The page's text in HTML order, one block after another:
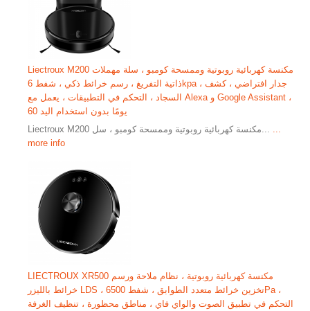
Liectroux M200 مكنسة كهربائية روبوتية وممسحة كومبو ، سلة مهملات
ذاتية التفريغ ، رسم خرائط ذكي ، شفط 6kpa ، جدار افتراضي ، كشف
السجاد ، التحكم في التطبيقات ، يعمل مع Alexa و Google Assistant ،
60 يومًا بدون استخدام اليد
more info
LIECTROUX XR500 مكنسة كهربائية روبوتية ، نظام ملاحة ورسم
خرائط بالليزر LDS ، تخزين خرائط متعدد الطوابق ، شفط 6500Pa ،
التحكم في تطبيق الصوت والواي فاي ، مناطق محظورة ، تنظيف الغرفة